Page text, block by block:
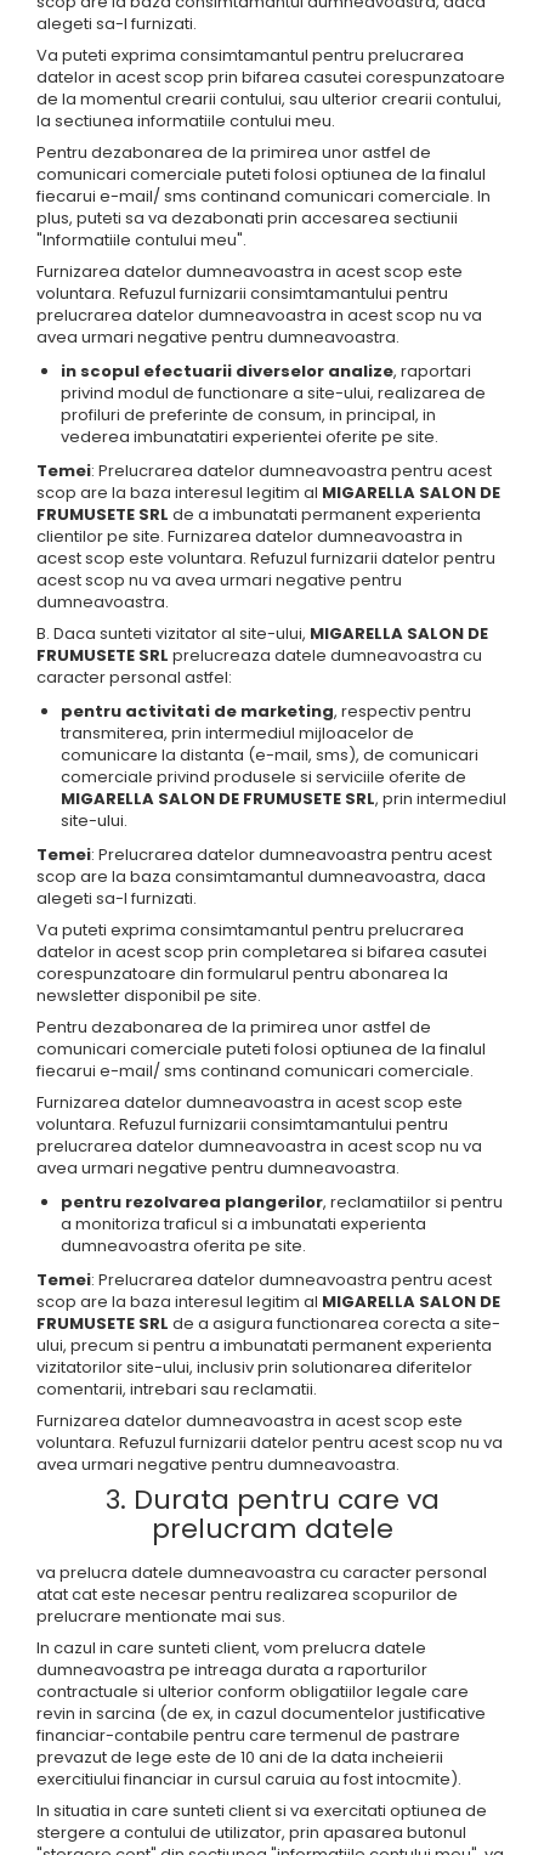
alegeti sa-l furnizati.
Va puteti exprima consimtamantul pentru prelucrarea
datelor in acest scop prin bifarea casutei corespunzatoare
de la momentul crearii contului, sau ulterior crearii contului,
la sectiunea informatiile contului meu.
Pentru dezabonarea de la primirea unor astfel de
comunicari comerciale puteti folosi optiunea de la finalul
fiecarui e-mail/ sms continand comunicari comerciale. In
plus, puteti sa va dezabonati prin accesarea sectiunii
"Informatiile contului meu".
Furnizarea datelor dumneavoastra in acest scop este
voluntara. Refuzul furnizarii consimtamantului pentru
prelucrarea datelor dumneavoastra in acest scop nu va
avea urmari negative pentru dumneavoastra.
in scopul efectuarii diverselor analize, raportari
privind modul de functionare a site-ului, realizarea de
profiluri de preferinte de consum, in principal, in
vederea imbunatatiri experientei oferite pe site.
Temei: Prelucrarea datelor dumneavoastra pentru acest
scop are la baza interesul legitim al MIGARELLA SALON DE
FRUMUSETE SRL de a imbunatati permanent experienta
clientilor pe site. Furnizarea datelor dumneavoastra in
acest scop este voluntara. Refuzul furnizarii datelor pentru
acest scop nu va avea urmari negative pentru
dumneavoastra.
B. Daca sunteti vizitator al site-ului, MIGARELLA SALON DE
FRUMUSETE SRL prelucreaza datele dumneavoastra cu
caracter personal astfel:
pentru activitati de marketing, respectiv pentru
transmiterea, prin intermediul mijloacelor de
comunicare la distanta (e-mail, sms), de comunicari
comerciale privind produsele si serviciile oferite de
MIGARELLA SALON DE FRUMUSETE SRL, prin intermediul
site-ului.
Temei: Prelucrarea datelor dumneavoastra pentru acest
scop are la baza consimtamantul dumneavoastra, daca
alegeti sa-l furnizati.
Va puteti exprima consimtamantul pentru prelucrarea
datelor in acest scop prin completarea si bifarea casutei
corespunzatoare din formularul pentru abonarea la
newsletter disponibil pe site.
Pentru dezabonarea de la primirea unor astfel de
comunicari comerciale puteti folosi optiunea de la finalul
fiecarui e-mail/ sms continand comunicari comerciale.
Furnizarea datelor dumneavoastra in acest scop este
voluntara. Refuzul furnizarii consimtamantului pentru
prelucrarea datelor dumneavoastra in acest scop nu va
avea urmari negative pentru dumneavoastra.
pentru rezolvarea plangerilor, reclamatiilor si pentru
a monitoriza traficul si a imbunatati experienta
dumneavoastra oferita pe site.
Temei: Prelucrarea datelor dumneavoastra pentru acest
scop are la baza interesul legitim al MIGARELLA SALON DE
FRUMUSETE SRL de a asigura functionarea corecta a site-
ului, precum si pentru a imbunatati permanent experienta
vizitatorilor site-ului, inclusiv prin solutionarea diferitelor
comentarii, intrebari sau reclamatii.
Furnizarea datelor dumneavoastra in acest scop este
voluntara. Refuzul furnizarii datelor pentru acest scop nu va
avea urmari negative pentru dumneavoastra.
3. Durata pentru care va
prelucram datele
va prelucra datele dumneavoastra cu caracter personal
atat cat este necesar pentru realizarea scopurilor de
prelucrare mentionate mai sus.
In cazul in care sunteti client, vom prelucra datele
dumneavoastra pe intreaga durata a raporturilor
contractuale si ulterior conform obligatiilor legale care
revin in sarcina (de ex, in cazul documentelor justificative
financiar-contabile pentru care termenul de pastrare
prevazut de lege este de 10 ani de la data incheierii
exercitiului financiar in cursul caruia au fost intocmite).
In situatia in care sunteti client si va exercitati optiunea de
stergere a contului de utilizator, prin apasarea butonul